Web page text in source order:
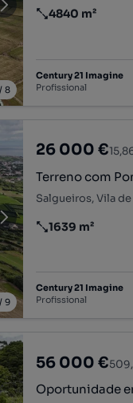
8
Preço por metro
4840 m²
Century 21 Imagine
Profissional
9
26 000 €
Terreno com
Salgueiros, Vila
Preço por metro
1639 m²
Century 21 Imagine
Profissional
56 000 €